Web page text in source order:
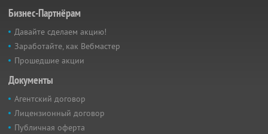
Бизнес-Партнёрам
Давайте сделаем акцию!
Заработайте, как Вебмастер
Прошедшие акции
Документы
Агентский договор
Лицензионный договор
Публичная оферта